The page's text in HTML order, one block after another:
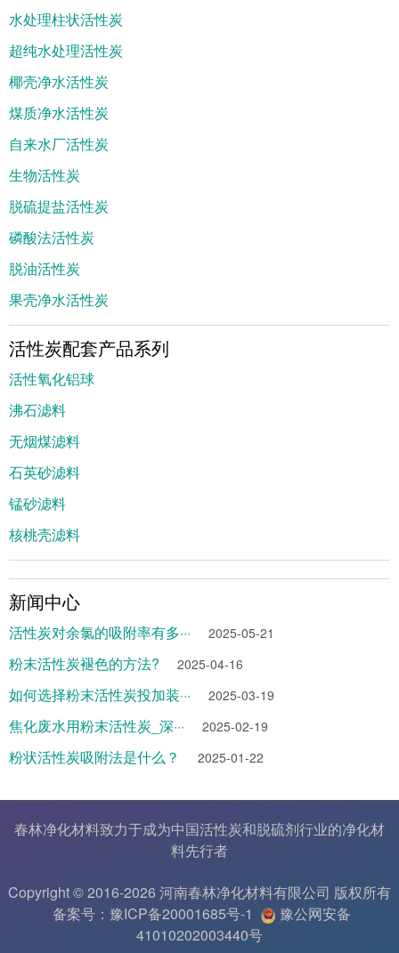
水处理柱状活性炭
超纯水处理活性炭
椰壳净水活性炭
煤质净水活性炭
自来水厂活性炭
生物活性炭
脱硫提盐活性炭
磷酸法活性炭
脱油活性炭
果壳净水活性炭
活性炭配套产品系列
活性氧化铝球
沸石滤料
无烟煤滤料
石英砂滤料
锰砂滤料
核桃壳滤料
新闻中心
活性炭对余氯的吸附率有多··· 2025-05-21
粉末活性炭褪色的方法? 2025-04-16
如何选择粉末活性炭投加装··· 2025-03-19
焦化废水用粉末活性炭_深··· 2025-02-19
粉状活性炭吸附法是什么？ 2025-01-22
春林净化材料致力于成为中国活性炭和脱硫剂行业的净化材
料先行者
Copyright © 2016-2026 河南春林净化材料有限公司 版权所有
备案号：豫ICP备20001685号-1
豫公网安备
41010202003440号